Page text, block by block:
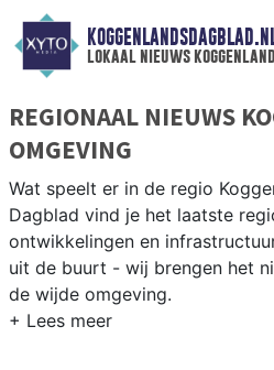
lokaal nieuws
REGIONAAL NIEUWS
OMGEVING
Wat speelt er in de regio
Dagblad vind je het laatste
ontwikkelingen en
uit de buurt - wij brengen het
de wijde omgeving.